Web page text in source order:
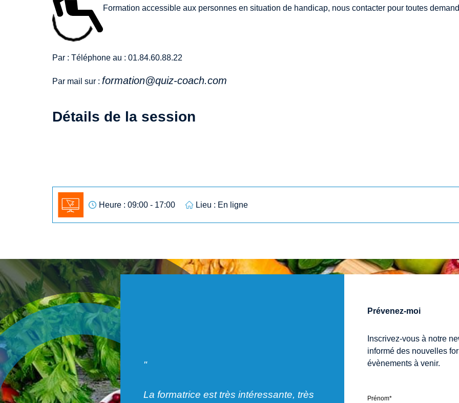
Formation accessible aux personnes en situation de handicap, nous contacter pour toutes
Par : Téléphone au : 01.84.60.88.22
Par mail sur : formation@quiz-coach.com
Détails de la session
Heure : 09:00 - 17:00 Lieu : En ligne
"
La formatrice est très intéressante, très
Prévenez-moi
Inscrivez-vous à notre
informé des nouvelles
évènements à venir.